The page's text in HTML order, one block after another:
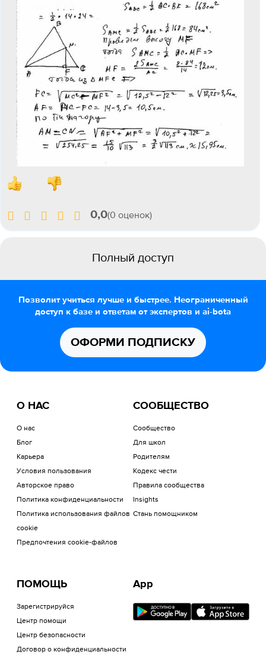
0,0(0 оценок)
Полный доступ
Позволит учиться лучше и быстрее. Неограниченный
доступ к базе и ответам от экспертов и ai-bota
ОФОРМИ ПОДПИСКУ
О НАС
О нас
Блог
Карьера
Условия пользования
Авторское право
Политика конфиденциальности
Политика использования файлов
cookie
Предпочтения cookie-файлов
СООБЩЕСТВО
Сообщество
Для школ
Родителям
Кодекс чести
Правила сообщества
Insights
Стань помощником
ПОМОЩЬ
Зарегистрируйся
Центр помощи
Центр безопасности
Договор о конфиденциальности
App